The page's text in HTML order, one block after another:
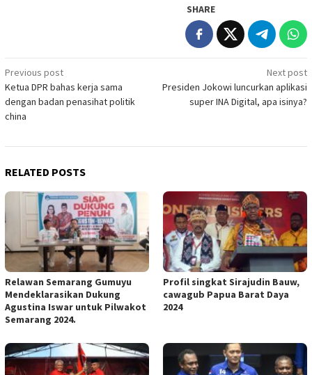
SHARE
Post
navigation
Previous post
Ketua DPR bahas kerja sama
dengan badan penasihat politik
china
Next post
Presiden Jokowi luncurkan aplikasi
super INA Digital, apa isinya?
RELATED POSTS
Relawan Semarang Gumuyu
Mendeklarasikan Dukung
Agustina Iswar untuk Pilwakot
Semarang 2024.
Profil singkat Sirajudin Bauw,
cawagub Papua Barat Daya
2024